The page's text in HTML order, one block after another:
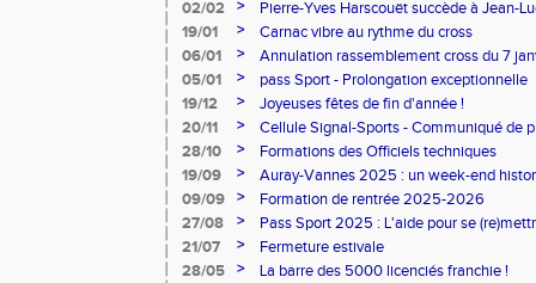
02/02 >
Pierre-Yves Harscouët succède à Jean-
comité du Morbihan
19/01 >
Carnac vibre au rythme du cross
06/01
>
Annulation rassemblement cross du 7
05/01
>
pass Sport - Prolongation exceptionnelle
19/12
>
Joyeuses fêtes de fin d'année !
20/11
>
Cellule Signal-Sports - Communiqué de
Sports
28/10 >
Formations des Officiels techniques
19/09
>
Auray-Vannes 2025 : un week-end
marathon breton
09/09 >
Formation de rentrée 2025-2026
27/08
>
Pass Sport 2025 : L'aide pour se
21/07
>
Fermeture estivale
28/05
> La barre des 5000 licenciés franchie !